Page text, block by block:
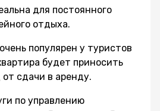
для постоянного
отдыха.
популярен у туристов
будет приносить
сдачи в аренду.
по управлению